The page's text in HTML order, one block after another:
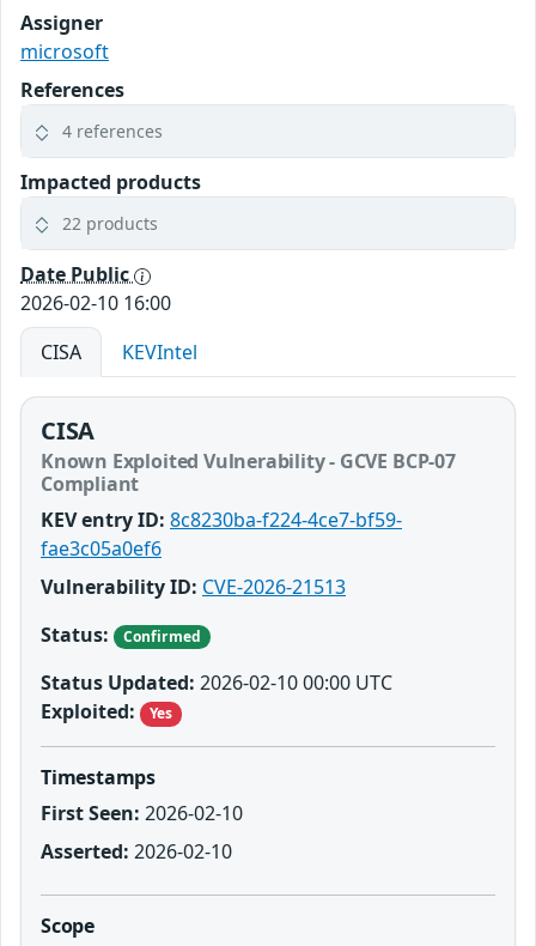
Assigner
microsoft
References
4 references
Impacted products
22 products
Date Public
2026-02-10 16:00
CISA
KEVIntel
CISA
Known Exploited Vulnerability - GCVE BCP-07
Compliant
KEV entry ID: 8c8230ba-f224-4ce7-bf59-
fae3c05a0ef6
Vulnerability ID: CVE-2026-21513
Status:
Confirmed
Status Updated: 2026-02-10 00:00 UTC
Exploited:
Yes
Timestamps
First Seen: 2026-02-10
Asserted: 2026-02-10
Scope